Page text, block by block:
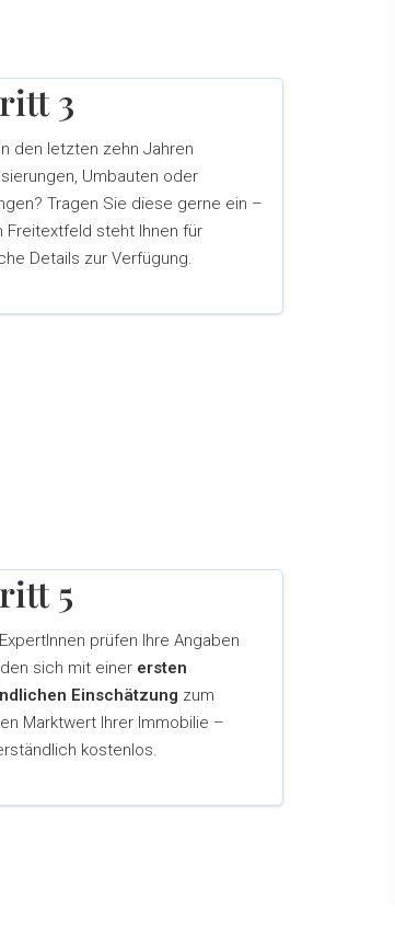
3
den letzten zehn Jahren
Umbauten oder
Tragen Sie diese gerne ein –
Freitextfeld steht Ihnen für
Details zur Verfügung.
5
prüfen Ihre Angaben
sich mit einer ersten
Einschätzung zum
Marktwert Ihrer Immobilie –
kostenlos.